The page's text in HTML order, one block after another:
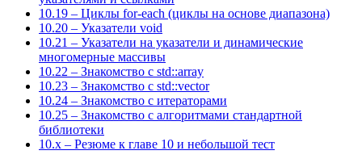
10.19 – Циклы for-each (циклы на основе диапазона)
10.20 – Указатели void
10.21 – Указатели на указатели и динамические
многомерные массивы
10.22 – Знакомство с std::array
10.23 – Знакомство с std::vector
10.24 – Знакомство с итераторами
10.25 – Знакомство с алгоритмами стандартной
библиотеки
10.x – Резюме к главе 10 и небольшой тест